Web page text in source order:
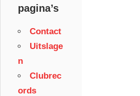
pagina’s
Contact
Uitslage
n
Clubrec
ords